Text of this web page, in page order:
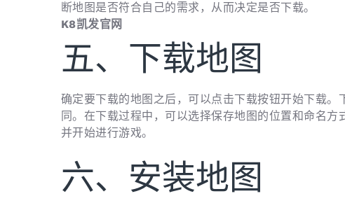
断地图是否符合自己的需求，从而决定是否下载。
K8凯发官网
五、下载地图
确定要下载的地图之后，可以点击下载按钮开始下载
同。在下载过程中，可以选择保存地图的位置和命名方
并开始进行游戏。
六、安装地图